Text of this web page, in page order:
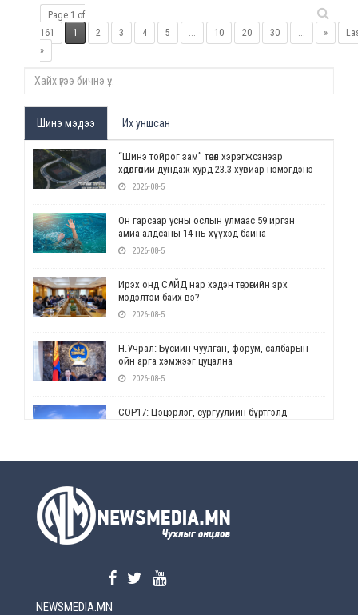
Page 1 of
161
1 2 3 4 5 10 20 30 »
»
Шинэ мэдээ Их уншсан
“Шинэ тойрог зам” төсөл хэрэгжсэнээр
хөдөлгөөний дундаж хурд 23.3 хувиар нэмэгдэнэ
2026-08-5
Он гарсаар усны ослын улмаас 59 иргэн
амиа алдсаны 14 нь хүүхэд байна
2026-08-5
Ирэх онд САЙД нар хэдэн төгрөгийн эрх
мэдэлтэй байх вэ?
2026-08-5
Н.Учрал: Бүсийн чуулган, форум, салбарын
ойн арга хэмжээг цуцална
2026-08-5
СОР17: Цэцэрлэг, сургуулийн бүртгэлд
2026-08-5
2026-08-5
NEWSMEDIA.MN